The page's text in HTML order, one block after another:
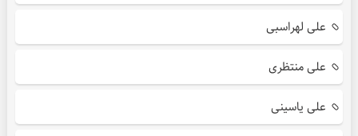
علی لهراسبی
علی منتظری
علی یاسینی